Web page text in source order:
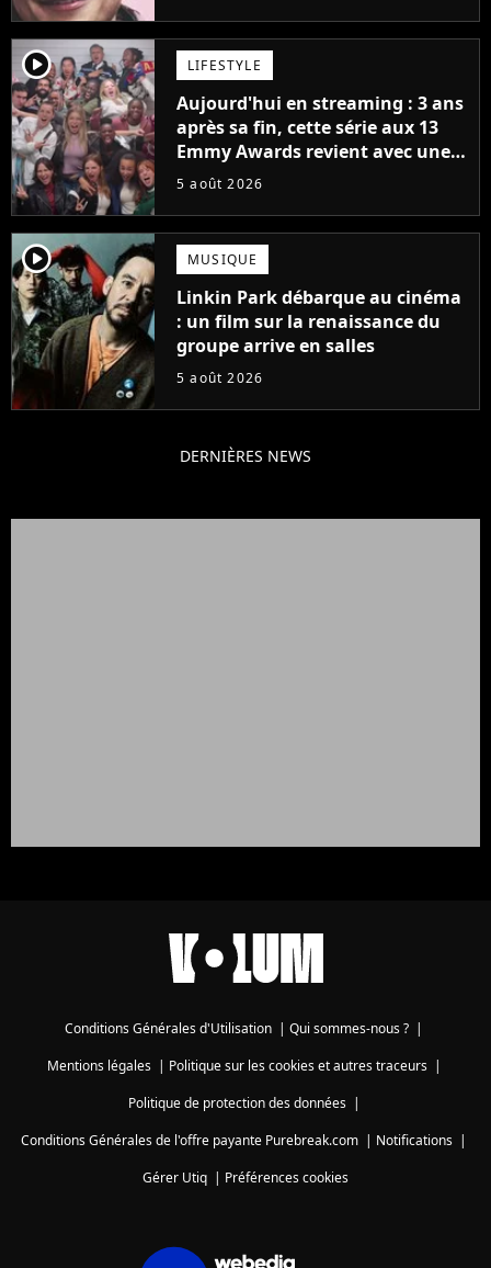
player2 LIFESTYLE
Aujourd'hui en streaming : 3 ans
après sa fin, cette série aux 13
Emmy Awards revient avec une
suite... totalement différente
5 août 2026
player2 MUSIQUE
Linkin Park débarque au cinéma
: un film sur la renaissance du
groupe arrive en salles
5 août 2026
DERNIÈRES NEWS
Conditions Générales d'Utilisation | Qui sommes-nous ? |
Mentions légales| Politique sur les cookies et autres traceurs|
Politique de protection des données|
Conditions Générales de l'offre payante Purebreak.com | Notifications |
Gérer Utiq | Préférences cookies